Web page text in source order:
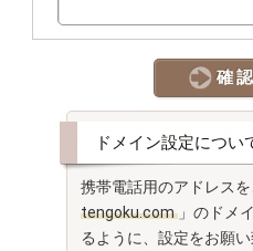
ドメイン設定につい
携帯電話用のアドレス
tengoku.com 」のドメ
るように、設定をお願